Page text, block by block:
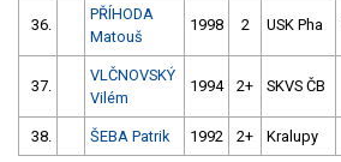
36.
PŘÍHODA
Matouš
1998 2 USK Pha
37.
VLČNOVSKÝ
Vilém
1994 2+ SKVS ČB
38. ŠEBA Patrik 1992 2+ Kralupy